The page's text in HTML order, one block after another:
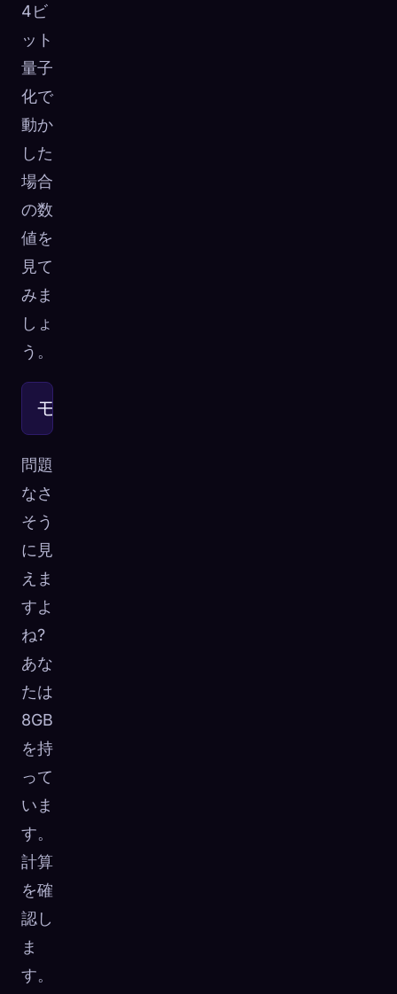
4ビ
ット
量子
化で
動か
した
場合
の数
値を
見て
みま
しょ
う。
\text{モデルサイズ} \approx 80\text{
モデルサイズ
問題
なさ
そう
に見
えま
すよ
ね?
あな
たは
8GB
を持
って
いま
す。
計算
を確
認し
ま
す。